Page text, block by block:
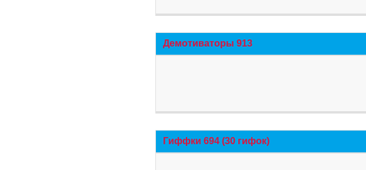
Демотиваторы 913
Гиффки 694 (30 гифок)